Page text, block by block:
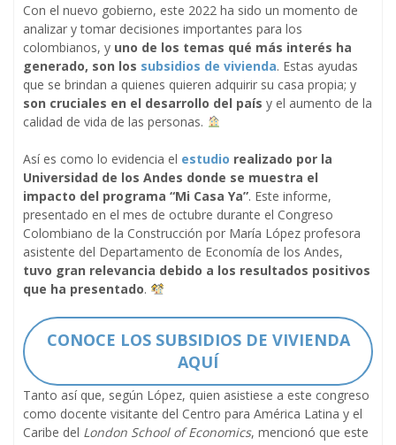
Con el nuevo gobierno, este 2022 ha sido un momento de
analizar y tomar decisiones importantes para los
colombianos, y uno de los temas qué más interés ha
generado, son los subsidios de vivienda. Estas ayudas
que se brindan a quienes quieren adquirir su casa propia; y
son cruciales en el desarrollo del país y el aumento de la
calidad de vida de las personas.
Así es como lo evidencia el estudio realizado por la
Universidad de los Andes donde se muestra el
impacto del programa “Mi Casa Ya”. Este informe,
presentado en el mes de octubre durante el Congreso
Colombiano de la Construcción por María López profesora
asistente del Departamento de Economía de los Andes,
tuvo gran relevancia debido a los resultados positivos
que ha presentado.
CONOCE LOS SUBSIDIOS DE VIVIENDA
AQUÍ
Tanto así que, según López, quien asistiese a este congreso
como docente visitante del Centro para América Latina y el
Caribe del London School of Economics, mencionó que este